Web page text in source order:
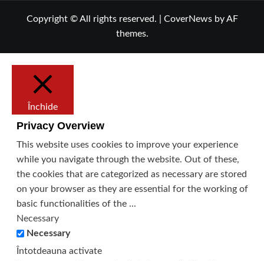
Copyright © All rights reserved. CoverNewsby AF
themes.
Închide
Privacy Overview
This website uses cookies to improve your experience
while you navigate through the website. Out of these,
the cookies that are categorized as necessary are stored
on your browser as they are essential for the working of
basic functionalities of the ...
Necessary
Necessary
Întotdeauna activate